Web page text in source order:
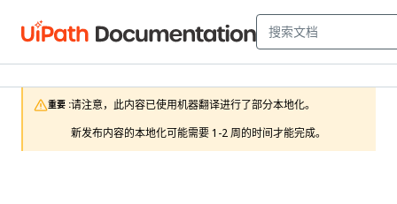
重要 :请注意，此内容已使用机器翻译进行了部分本地化。
新发布内容的本地化可能需要 1-2 周的时间才能完成。